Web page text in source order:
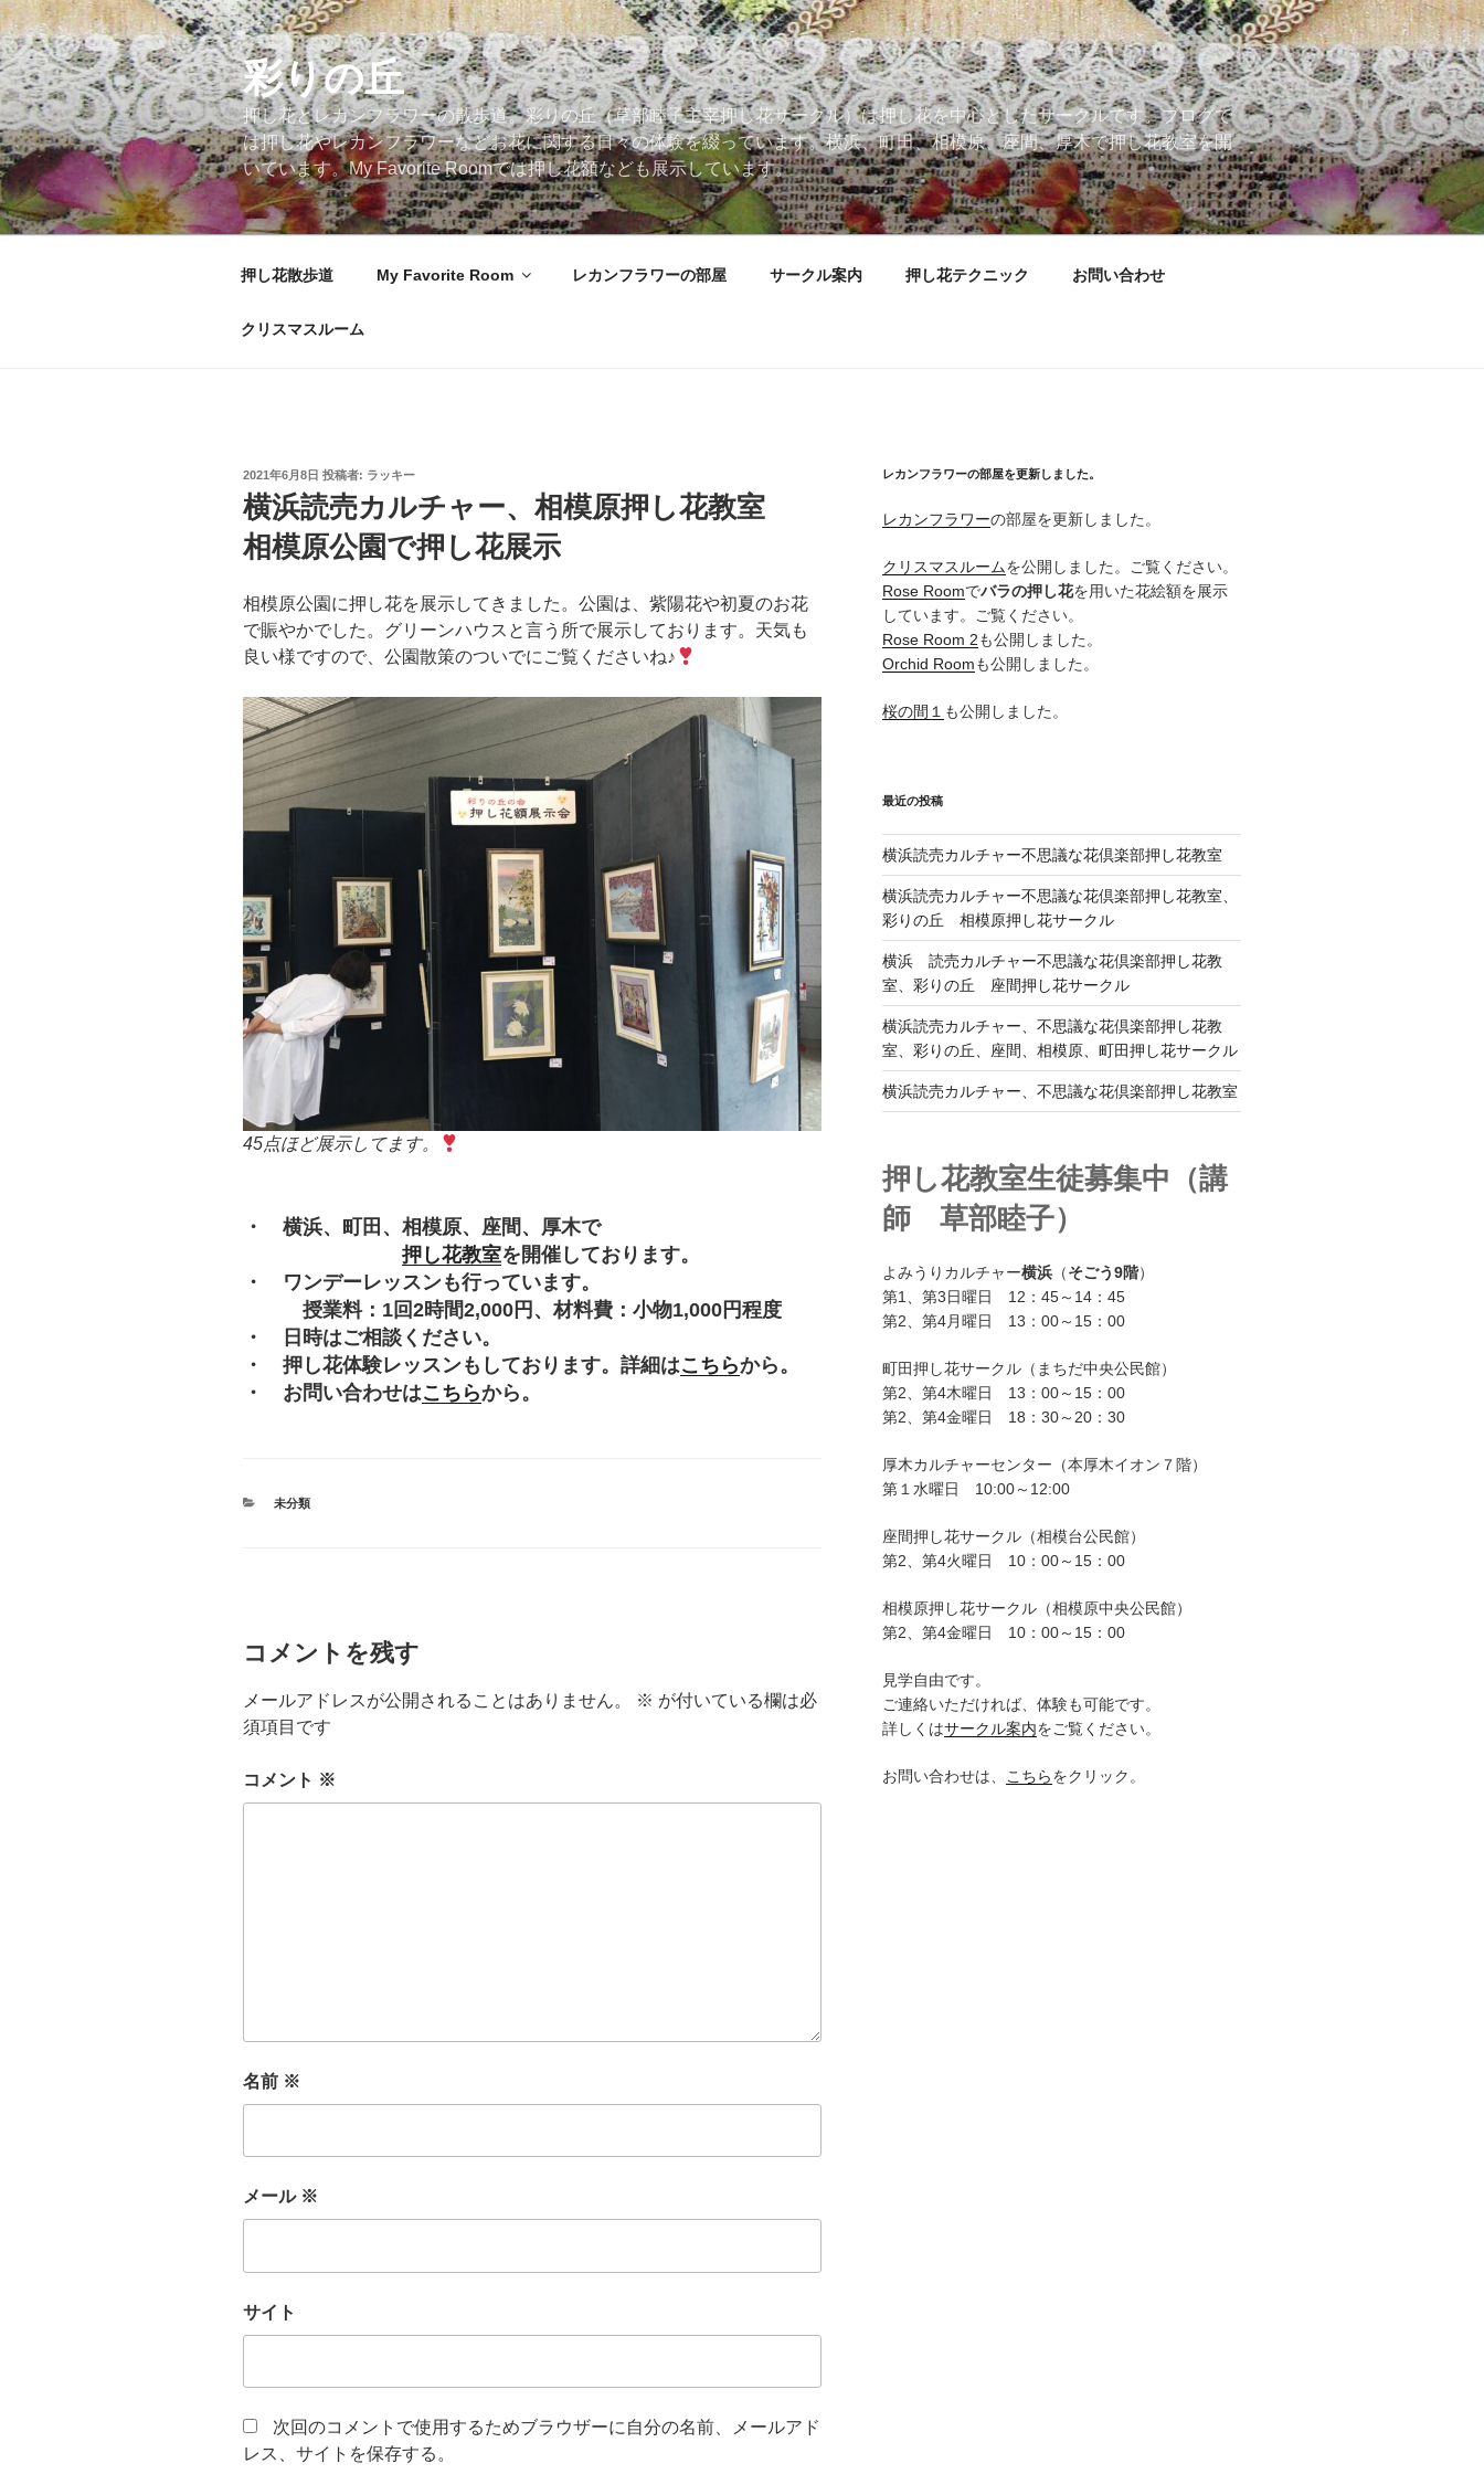
コ
ン
テ
ン
ツ
へ
ス
キ
ッ
彩りの丘
押し花とレカンフラワーの散歩道。彩りの丘（草部睦子主宰押し花サークル）は押し花を中心としたサークルです。ブログで
は押し花やレカンフラワーなどお花に関する日々の体験を綴っています。横浜、町田、相模原、座間、厚木で押し花教室を開
いています。My Favorite Roomでは押し花額なども展示しています。
押し花散歩道 My Favorite Room レカンフラワーの部屋 サークル案内 押し花テクニック お問い合わせ
クリスマスルーム
投
稿
日:
2021年6月8日 投稿者: ラッキー
横浜読売カルチャー、相模原押し花教室
相模原公園で押し花展示
相模原公園に押し花を展示してきました。公園は、紫陽花や初夏のお花
で賑やかでした。グリーンハウスと言う所で展示しております。天気も
良い様ですので、公園散策のついでにご覧くださいね♪
45点ほど展示してます。
・ 横浜、町田、相模原、座間、厚木で
押し花教室を開催しております。
・ ワンデーレッスンも行っています。
授業料：1回2時間2,000円、材料費：小物1,000円程度
・ 日時はご相談ください。
・ 押し花体験レッスンもしております。詳細はこちらから。
・ お問い合わせはこちらから。
カ
未分類
コメントを残す
メールアドレスが公開されることはありません。 ※ が付いている欄は必
須項目です
コメント ※
名前 ※
メール ※
サイト
次回のコメントで使用するためブラウザーに自分の名前、メールアド
レス、サイトを保存する。
レカンフラワーの部屋を更新しました。
レカンフラワーの部屋を更新しました。
クリスマスルームを公開しました。ご覧ください。
Rose Roomでバラの押し花を用いた花絵額を展示
しています。ご覧ください。
Rose Room 2も公開しました。
Orchid Roomも公開しました。
桜の間１ も公開しました。
最近の投稿
横浜読売カルチャー不思議な花倶楽部押し花教室
横浜読売カルチャー不思議な花倶楽部押し花教室、
彩りの丘 相模原押し花サークル
横浜 読売カルチャー不思議な花倶楽部押し花教
室、彩りの丘 座間押し花サークル
横浜読売カルチャー、不思議な花倶楽部押し花教
室、彩りの丘、座間、相模原、町田押し花サークル
横浜読売カルチャー、不思議な花倶楽部押し花教室
押し花教室生徒募集中（講
師 草部睦子）
よみうりカルチャー横浜（そごう9階）
第1、第3日曜日 12：45～14：45
第2、第4月曜日 13：00～15：00
町田押し花サークル（まちだ中央公民館）
第2、第4木曜日 13：00～15：00
第2、第4金曜日 18：30～20：30
厚木カルチャーセンター（本厚木イオン７階）
第１水曜日 10:00～12:00
座間押し花サークル（相模台公民館）
第2、第4火曜日 10：00～15：00
相模原押し花サークル（相模原中央公民館）
第2、第4金曜日 10：00～15：00
見学自由です。
ご連絡いただければ、体験も可能です。
詳しくはサークル案内をご覧ください。
お問い合わせは、 こちらをクリック。